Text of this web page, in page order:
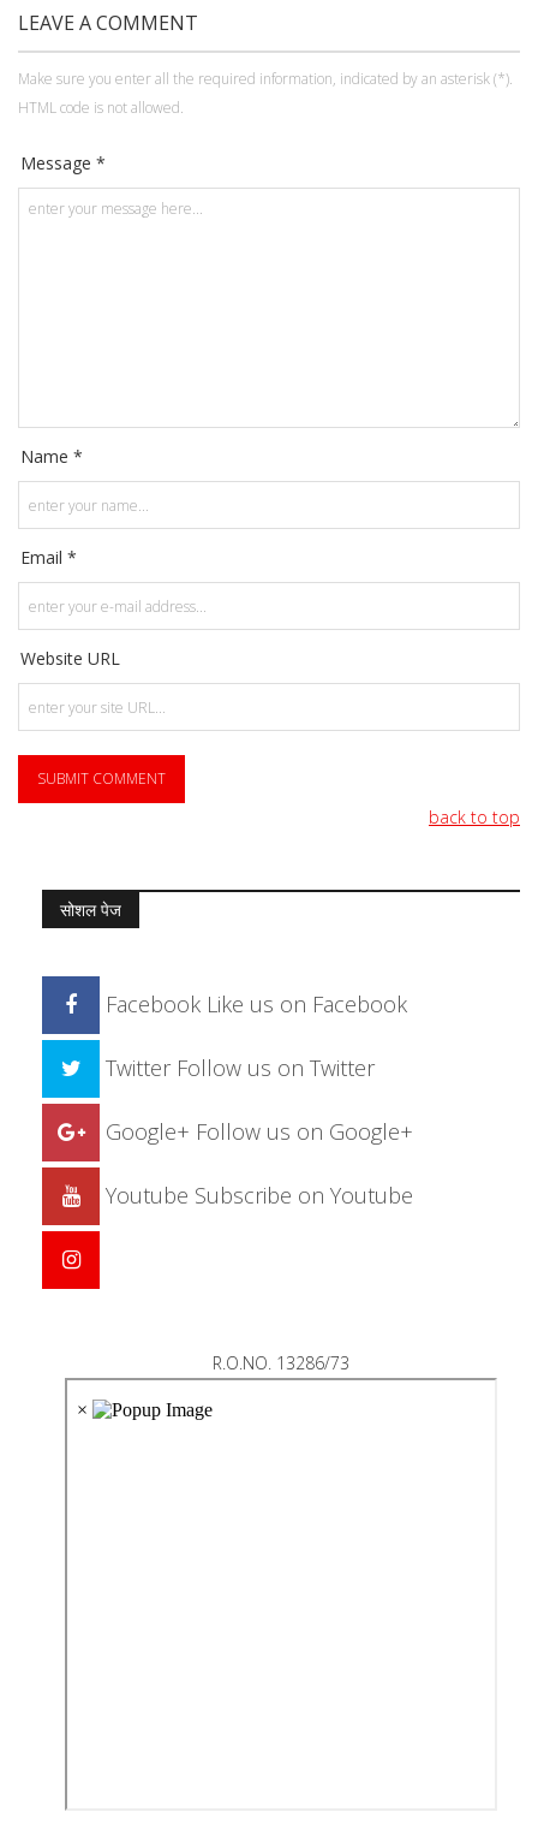
LEAVE A COMMENT
Make sure you enter all the required information, indicated by an asterisk (*).
HTML code is not allowed.
Message *
Name *
Email *
Website URL
back to top
सोशल पेज
Facebook Like us on Facebook
Twitter Follow us on Twitter
Google+ Follow us on Google+
Youtube Subscribe on Youtube
R.O.NO. 13286/73